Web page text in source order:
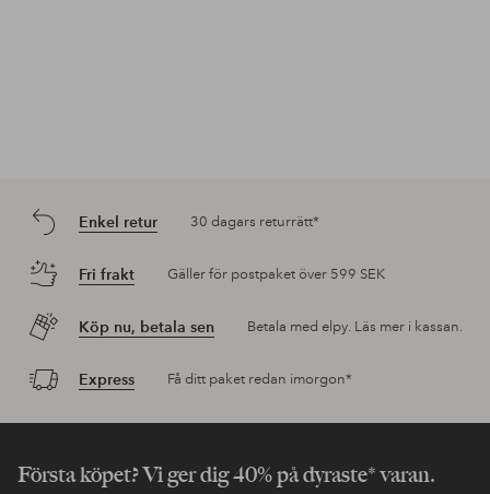
Enkel retur 30 dagars returrätt*
Fri frakt Gäller för postpaket över 599 SEK
Köp nu, betala sen Betala med elpy. Läs mer i kassan.
Express Få ditt paket redan imorgon*
Första köpet? Vi ger dig 40% på dyraste* varan.